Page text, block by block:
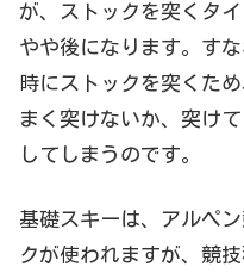
が、ストックを突くタ
やや後になります。す
時にストックを突くた
まく突けないか、突け
してしまうのです。
基礎スキーは、アルペ
クが使われますが、競